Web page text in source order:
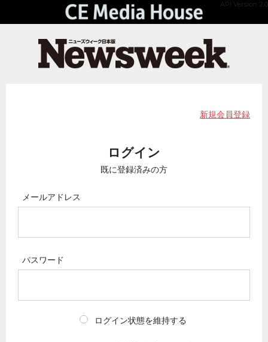
API Version 2.0
新規会員登録
ログイン
既に登録済みの方
メールアドレス
パスワード
ログイン状態を維持する